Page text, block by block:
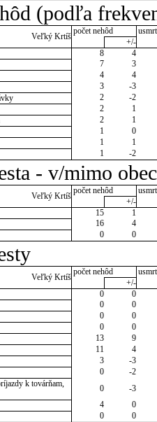
(podľa
Veľký Krtíš
počet nehôd
+/-
8
4
7
3
4
4
3
-3
2
-2
2
1
2
1
1
0
1
1
1 -2
- v/mimo obec
Veľký Krtíš
počet nehôd
+/-
15
1
16
4
0 0
Veľký Krtíš
počet nehôd
+/-
0
0
0
0
0
0
0
0
13
9
11
4
3
-3
0
-2
k továrňam,
0
-3
4
0
0 0